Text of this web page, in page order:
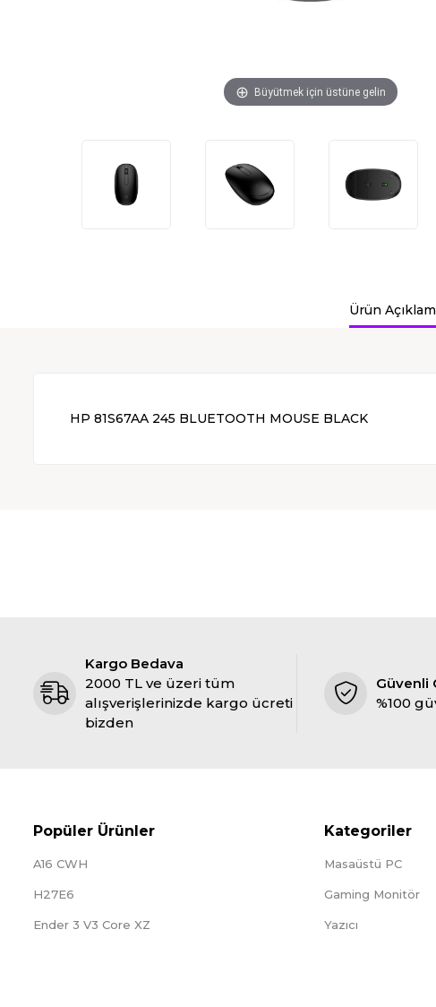
Büyütmek için üstüne gelin
Ürün
HP 81S67AA 245 BLUETOOTH MOUSE BLACK
Kargo Bedava
2000 TL ve üzeri tüm
alışverişlerinizde kargo ücreti
bizden
Güvenli
%100
Popüler Ürünler
A16 CWH
H27E6
Ender 3 V3 Core XZ
Kategoriler
Masaüstü PC
Gaming Monitör
Yazıcı